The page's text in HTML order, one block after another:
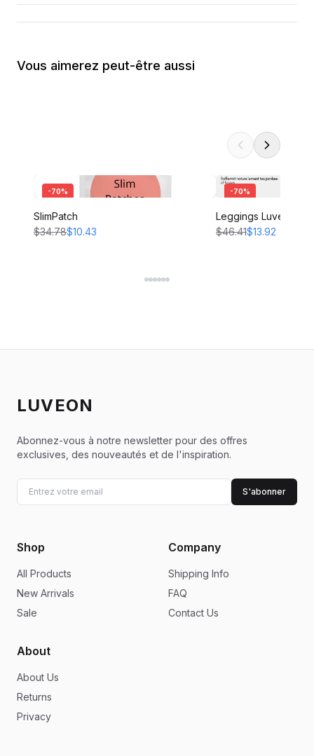
Vous aimerez peut-être aussi
-70%
SlimPatch
$34.78$10.43
-70%
Leggings Luveon
$46.41$13.92
LUVEON
Abonnez-vous à notre newsletter pour des offres
exclusives, des nouveautés et de l'inspiration.
S'abonner
Shop
All Products
New Arrivals
Sale
Company
Shipping Info
FAQ
Contact Us
About
About Us
Returns
Privacy